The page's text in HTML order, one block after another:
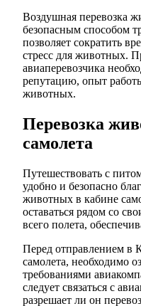
Воздушная перевозка
безопасным способом
позволяет сократить
стресс для животных.
авиаперевозчика
репутацию, опыт
животных.
Перевозка
самолета
Путешествовать с
удобно и безопасно
животных в кабине
оставаться рядом со
всего полета,
Перед отправлением в
самолета, необходимо
требованиями
следует связаться с
разрешает ли он